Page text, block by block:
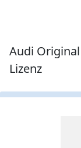
Audi
Lizenz